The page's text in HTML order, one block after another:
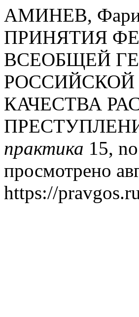
АМИНЕВ,
ПРИНЯТИЯ
ВСЕОБЩЕЙ
КАЧЕСТВА
практика 15,
просмотрено
https://